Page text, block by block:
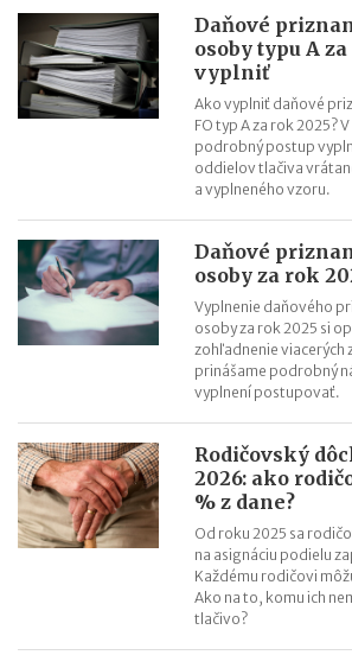
Účtová osnova pre rok 2022 na stiahnutie
Daňové
osoby typu A
vyplniť
Ako vyplniť daňové
FO typ A za rok 2025?
podrobný postup
oddielov tlačiva
a vyplneného vzoru.
Daňové
osoby za rok
Vyplnenie daňového
osoby za rok 2025 si
zohľadnenie viacerých
prinášame podrobný
vyplnení postupovať.
Rodičovský
2026: ako
% z dane?
Od roku 2025 sa
na asignáciu podielu
Každému rodičovi
Ako na to, komu ich
tlačivo?